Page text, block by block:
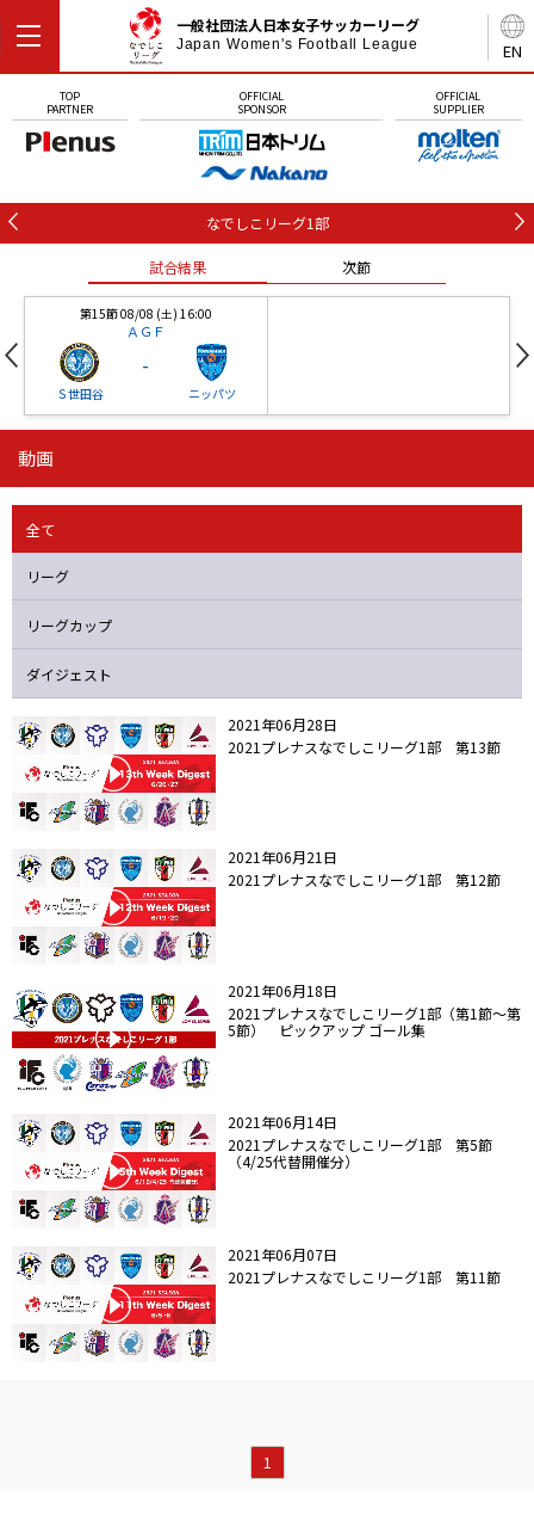
EN
一般社団法人日本女子サッカーリーグ
Japan Women's Football League
TOP
PARTNER
OFFICIAL
SPONSOR
OFFICIAL
SUPPLIER
なでしこリーグ1部
試合結果 次節
第15節 08/08 (土) 16:00
ＡＧＦ
Ｓ世田谷
-
ニッパツ
ニッパツ
ニッパツ 名古屋
石人の星
静岡 愛媛Ｌ
動画
全て
リーグ
リーグカップ
ダイジェスト
2021年06月28日
2021プレナスなでしこリーグ1部 第13節
2021年06月21日
2021プレナスなでしこリーグ1部 第12節
2021年06月18日
2021プレナスなでしこリーグ1部（第1節～第
5節） ピックアップ ゴール集
2021年06月14日
2021プレナスなでしこリーグ1部 第5節
（4/25代替開催分）
2021年06月07日
2021プレナスなでしこリーグ1部 第11節
1